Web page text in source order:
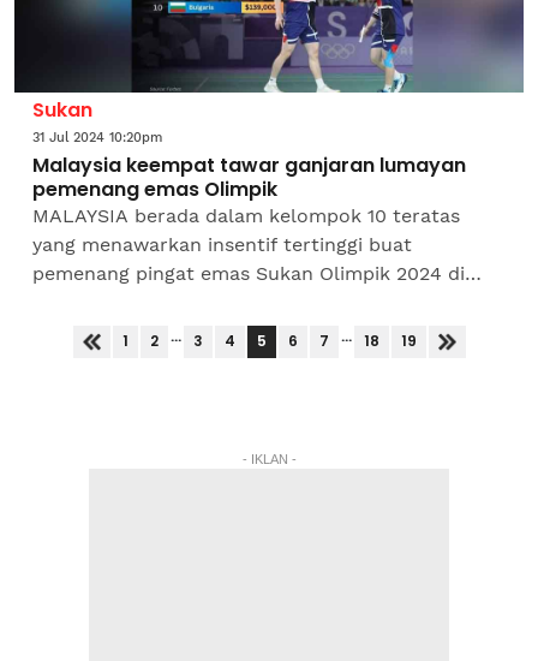
Sukan
31 Jul 2024 10:20pm
Malaysia keempat tawar ganjaran lumayan
pemenang emas Olimpik
MALAYSIA berada dalam kelompok 10 teratas
yang menawarkan insentif tertinggi buat
pemenang pingat emas Sukan Olimpik 2024 di
keempat dengan imbuhan...
1 2 ... 3 4 5 6 7 ... 18 19
- IKLAN -